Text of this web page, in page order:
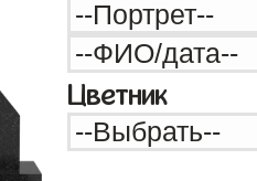
Цветник